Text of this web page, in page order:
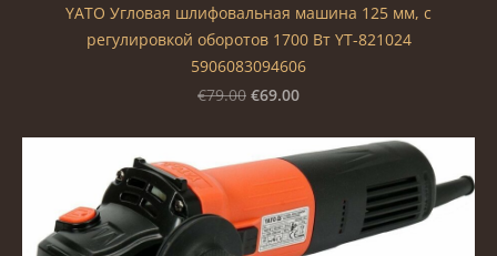
YATO Угловая шлифовальная машина 125 мм, с
регулировкой оборотов 1700 Вт YT-821024
5906083094606
€79.00 €69.00